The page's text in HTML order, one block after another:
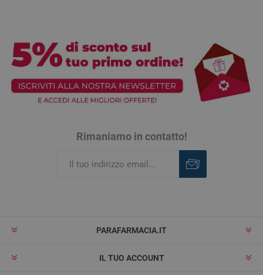
Rimaniamo in contatto!
PARAFARMACIA.IT
IL TUO ACCOUNT